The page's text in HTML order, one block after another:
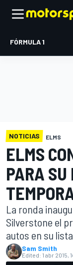
FÓRMULA 1
NOTICIAS ELMS
ELMS
PARA SU
La ronda
Silverstone el
autos en su
Sam Smith
Edited: 1 abr 2015,